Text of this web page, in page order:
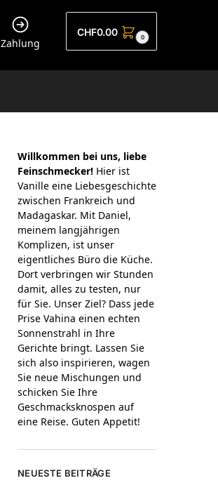
Zahlung
CHF0.00 0
Willkommen bei uns, liebe
Feinschmecker! Hier ist
Vanille eine Liebesgeschichte
zwischen Frankreich und
Madagaskar. Mit Daniel,
meinem langjährigen
Komplizen, ist unser
eigentliches Büro die Küche.
Dort verbringen wir Stunden
damit, alles zu testen, nur
für Sie. Unser Ziel? Dass jede
Prise Vahina einen echten
Sonnenstrahl in Ihre
Gerichte bringt. Lassen Sie
sich also inspirieren, wagen
Sie neue Mischungen und
schicken Sie Ihre
Geschmacksknospen auf
eine Reise. Guten Appetit!
NEUESTE BEITRÄGE